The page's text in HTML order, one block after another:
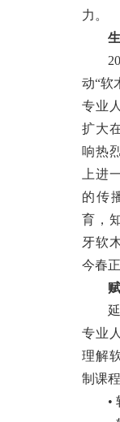
力。
动“软
专业
扩大
响热
上进
的传
育，
牙软
今春
专业
理解
制课
•